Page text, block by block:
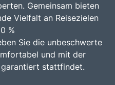
Gemeinsam bieten
Vielfalt an Reisezielen
%
Sie die unbeschwerte
und mit der
garantiert stattfindet.